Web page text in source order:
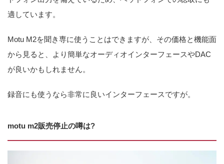
適しています。
Motu M2を聞き専に使うことはできますが、その価格と機能面
から見ると、より簡単なオーディオインターフェースやDAC
が良いかもしれません。
録音にも使うなら非常に良いインターフェースですが。
motu m2販売停止の噂は?